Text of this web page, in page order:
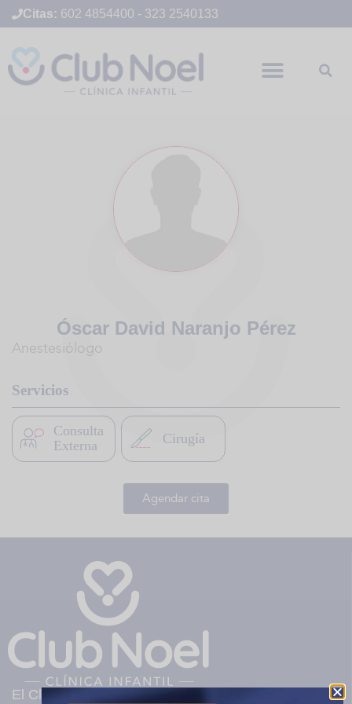
Citas: 602 4854400 - 323 2540133
Óscar David Naranjo Pérez
Anestesiólogo
Servicios
Consulta
Externa
Cirugía
Agendar cita
El Club Noel es una clínica infantil privada sin ánimo